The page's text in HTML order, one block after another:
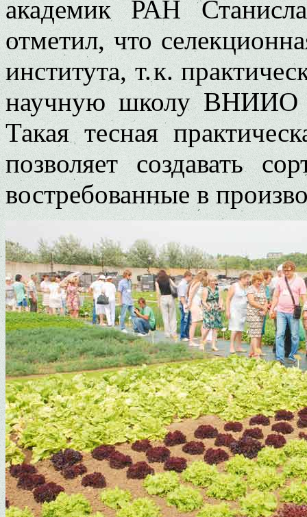
академик РАН
отметил, что
института, т. к.
научную школу ВНИИО
Такая тесная
позволяет создавать
востребованные в